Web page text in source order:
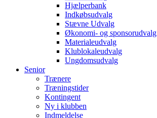
Hjælperbank
Indkøbsudvalg
Stævne Udvalg
Økonomi- og sponsorudvalg
Materialeudvalg
Klublokaleudvalg
Ungdomsudvalg
Senior
Trænere
Træningstider
Kontingent
Ny i klubben
Indmeldelse